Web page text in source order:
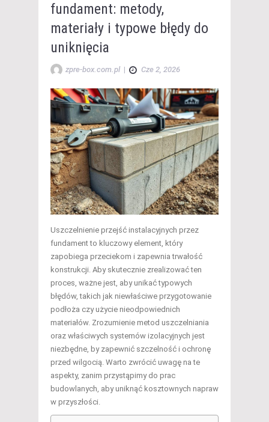
fundament: metody,
materiały i typowe błędy do
uniknięcia
zpre-box.com.pl | Cze 2, 2026
Uszczelnienie przejść instalacyjnych przez
fundament to kluczowy element, który
zapobiega przeciekom i zapewnia trwałość
konstrukcji. Aby skutecznie zrealizować ten
proces, ważne jest, aby unikać typowych
błędów, takich jak niewłaściwe przygotowanie
podłoża czy użycie nieodpowiednich
materiałów. Zrozumienie metod uszczelniania
oraz właściwych systemów izolacyjnych jest
niezbędne, by zapewnić szczelność i ochronę
przed wilgocią. Warto zwrócić uwagę na te
aspekty, zanim przystąpimy do prac
budowlanych, aby uniknąć kosztownych napraw
w przyszłości.